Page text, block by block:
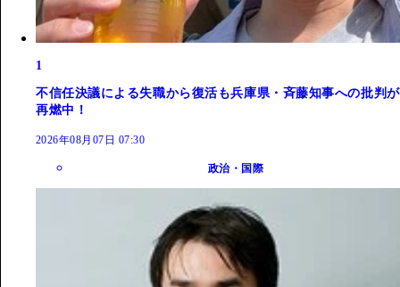
1
不信任決議による失職から復活も兵庫県・斉藤知事への批判が
再燃中！
2026年08月07日 07:30
政治・国際